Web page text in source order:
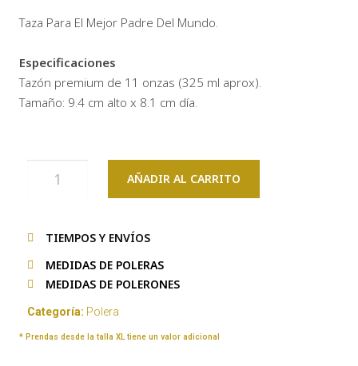
Taza Para El Mejor Padre Del Mundo.
Especificaciones
Tazón premium de 11 onzas (325 ml aprox).
Tamaño: 9.4 cm alto x 8.1 cm día.
AÑADIR AL CARRITO
TIEMPOS Y ENVÍOS
MEDIDAS DE POLERAS
MEDIDAS DE POLERONES
Categoría: Polera
* Prendas desde la talla XL tiene un valor adicional